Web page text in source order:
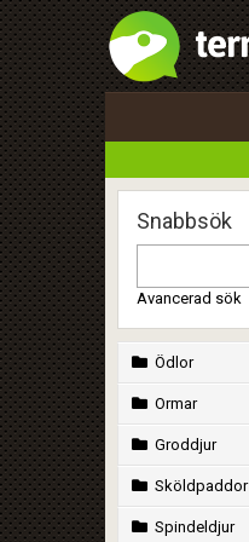
Snabbsök
Avancerad sök
Ödlor
Ormar
Groddjur
Sköldpaddor
Spindeldjur